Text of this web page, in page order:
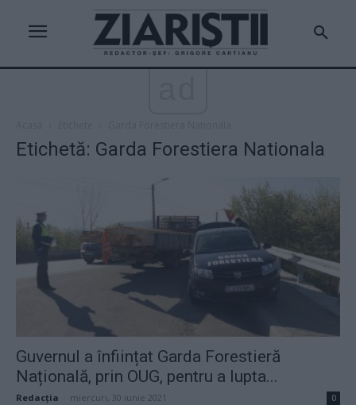
Etichetă: Garda Forestiera Nationala
Guvernul a înființat Garda Forestieră
Națională, prin OUG, pentru a lupta...
Redacţia miercuri, 30 iunie 2021 0